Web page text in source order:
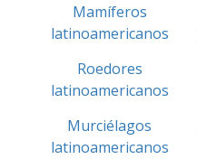
Mamíferos
latinoamericanos
Roedores
latinoamericanos
Murciélagos
latinoamericanos